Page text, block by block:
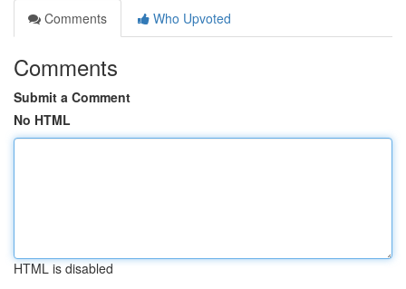
Comments
Who Upvoted
Comments
Submit a Comment
No HTML
HTML is disabled